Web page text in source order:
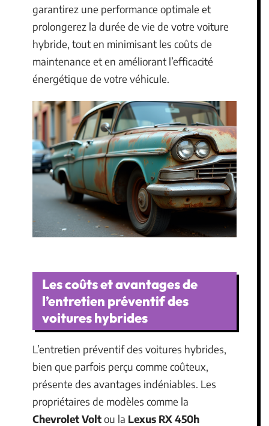
garantirez une performance optimale et
prolongerez la durée de vie de votre voiture
hybride, tout en minimisant les coûts de
maintenance et en améliorant l’efficacité
énergétique de votre véhicule.
Les coûts et avantages de
l’entretien préventif des
voitures hybrides
L’entretien préventif des voitures hybrides,
bien que parfois perçu comme coûteux,
présente des avantages indéniables. Les
propriétaires de modèles comme la
Chevrolet Voltou la Lexus RX 450h